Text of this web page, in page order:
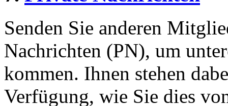
Senden Sie anderen
Nachrichten (PN), um
kommen. Ihnen stehen
Verfügung, wie Sie dies